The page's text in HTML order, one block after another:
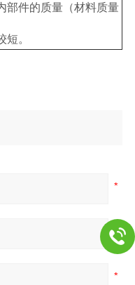
部件的质量（材料质量
。